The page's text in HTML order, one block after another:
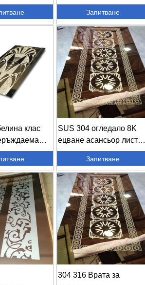
неръждаема стомана и
Запитване
клас
SUS 304 огледало 8K
ецване асансьор лист
неръждаема стомана ...
Запитване
304 316 Врата за